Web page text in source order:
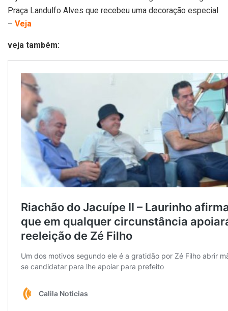
Praça Landulfo Alves que recebeu uma decoração especial
– Veja
veja também: